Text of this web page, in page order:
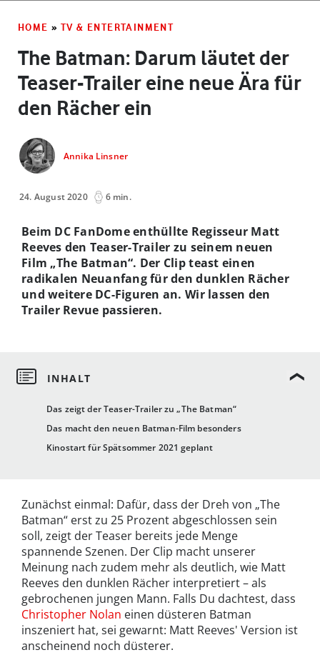
HOME » TV & ENTERTAINMENT
The Batman: Darum läutet der
Teaser-Trailer eine neue Ära für
den Rächer ein
Annika Linsner
24. August 2020 6 min.
Das zeigt der Teaser-Trailer zu „The Batman“
Das macht den neuen Batman-Film besonders
Kinostart für Spätsommer 2021 geplant
Beim DC FanDome enthüllte Regisseur Matt
Reeves den Teaser-Trailer zu seinem neuen
Film „The Batman“. Der Clip teast einen
radikalen Neuanfang für den dunklen Rächer
und weitere DC-Figuren an. Wir lassen den
Trailer Revue passieren.
Zunächst einmal: Dafür, dass der Dreh von „The
Batman“ erst zu 25 Prozent abgeschlossen sein
soll, zeigt der Teaser bereits jede Menge
spannende Szenen. Der Clip macht unserer
Meinung nach zudem mehr als deutlich, wie Matt
Reeves den dunklen Rächer interpretiert – als
gebrochenen jungen Mann. Falls Du dachtest, dass
Christopher Nolan einen düsteren Batman
inszeniert hat, sei gewarnt: Matt Reeves' Version ist
anscheinend noch düsterer.